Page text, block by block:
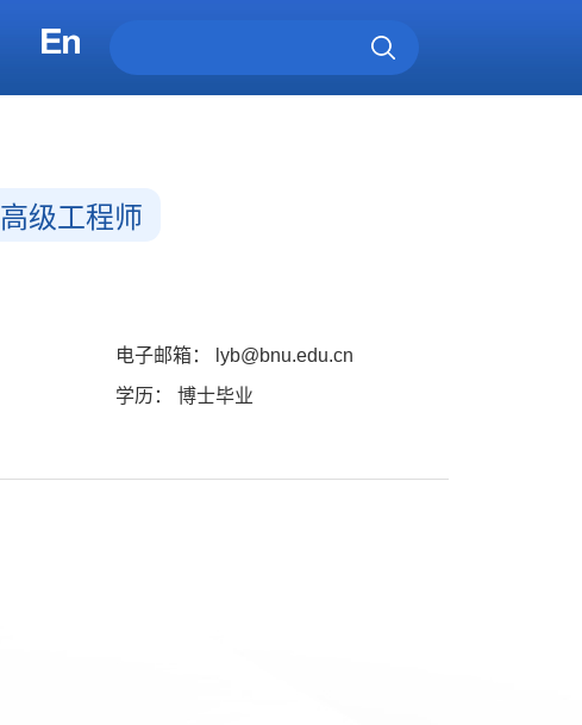
高级工程师
电子邮箱：
lyb@bnu.edu.cn
学历： 博士毕业